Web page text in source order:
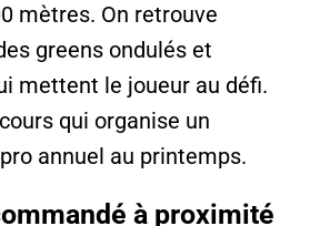
mètres. On retrouve
greens ondulés et
mettent le joueur au défi.
qui organise un
annuel au printemps.
à proximité